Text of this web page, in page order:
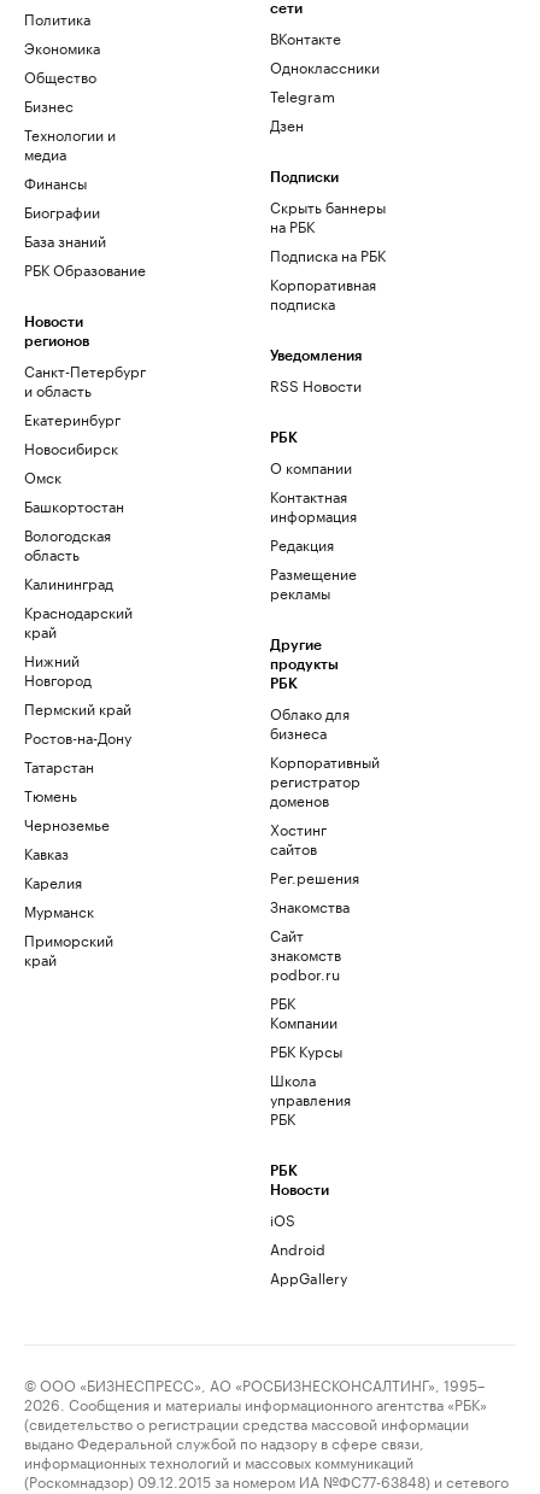
Политика
Экономика
Общество
Бизнес
Технологии и
медиа
Финансы
Биографии
База знаний
РБК Образование
Новости
регионов
Санкт-Петербург
и область
Екатеринбург
Новосибирск
Омск
Башкортостан
Вологодская
область
Калининград
Краснодарский
край
Нижний
Новгород
Пермский край
Ростов-на-Дону
Татарстан
Тюмень
Черноземье
Кавказ
Карелия
Мурманск
Приморский
край
сети
ВКонтакте
Одноклассники
Telegram
Дзен
Подписки
Скрыть баннеры
на РБК
Подписка на РБК
Корпоративная
подписка
Уведомления
RSS Новости
РБК
О компании
Контактная
информация
Редакция
Размещение
рекламы
Другие
продукты
РБК
Облако для
бизнеса
Корпоративный
регистратор
доменов
Хостинг
сайтов
Рег.решения
Знакомства
Сайт
знакомств
podbor.ru
РБК
Компании
РБК Курсы
Школа
управления
РБК
РБК
Новости
iOS
Android
AppGallery
© ООО «БИЗНЕСПРЕСС», АО «РОСБИЗНЕСКОНСАЛТИНГ», 1995–
2026. Сообщения и материалы информационного агентства «РБК»
(свидетельство о регистрации средства массовой информации
выдано Федеральной службой по надзору в сфере связи,
информационных технологий и массовых коммуникаций
(Роскомнадзор) 09.12.2015 за номером ИА №ФС77-63848) и сетевого